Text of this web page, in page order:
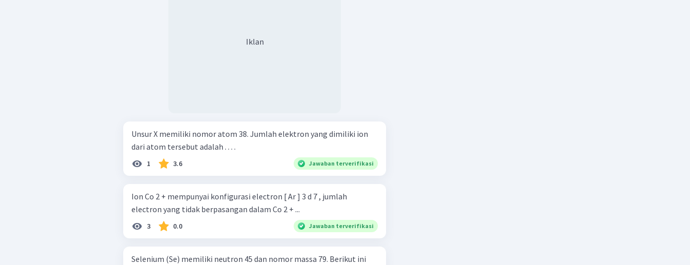
Iklan
Unsur X memiliki nomor atom 38. Jumlah elektron yang dimiliki ion
dari atom tersebut adalah . . . .
1 3.6 Jawaban terverifikasi
Ion Co 2 + mempunyai konfigurasi electron [ Ar ] 3 d 7 , jumlah
electron yang tidak berpasangan dalam Co 2 + ...
3 0.0 Jawaban terverifikasi
Selenium (Se) memiliki neutron 45 dan nomor massa 79. Berikut ini